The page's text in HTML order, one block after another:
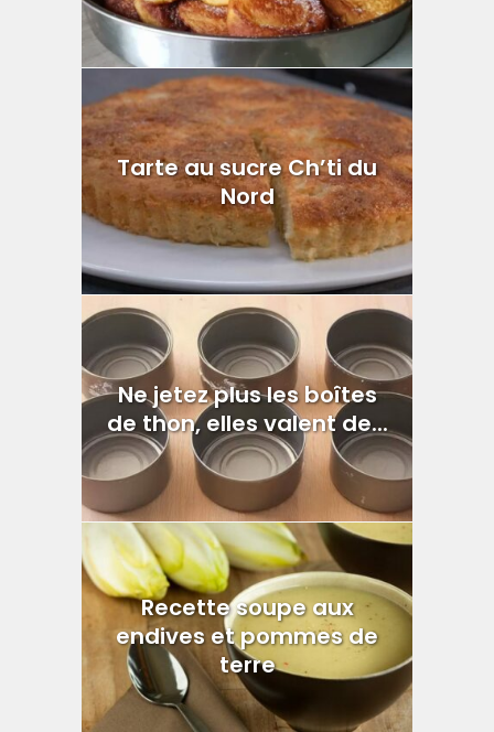
Tarte au sucre Ch’ti du
Nord
Ne jetez plus les boîtes
de thon, elles valent de...
Recette soupe aux
endives et pommes de
terre